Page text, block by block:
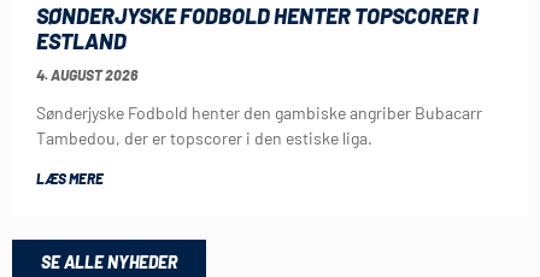
SØNDERJYSKE FODBOLD HENTER TOPSCORER I
ESTLAND
4. AUGUST 2026
Sønderjyske Fodbold henter den gambiske angriber Bubacarr
Tambedou, der er topscorer i den estiske liga.
LÆS MERE
SE ALLE NYHEDER